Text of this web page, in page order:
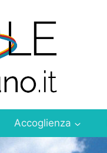
Accoglienza